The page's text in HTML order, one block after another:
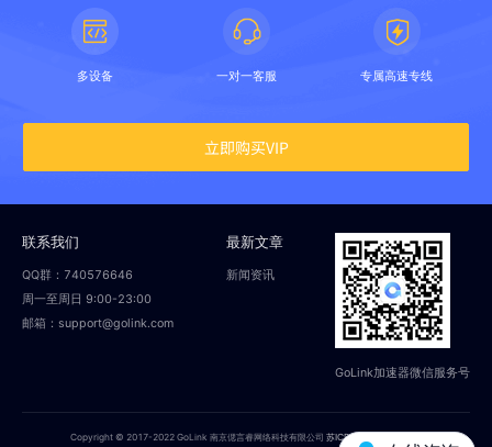
多设备 一对一客服 专属高速专线
立即购买VIP
联系我们
QQ群：740576646
周一至周日 9:00-23:00
邮箱：support@golink.com
最新文章
新闻资讯
GoLink加速器微信服务号
Copyright © 2017-2022 GoLink 南京偲言睿网络科技有限公司苏ICP备18014251号-2